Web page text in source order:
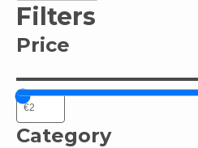
Filters
Price
Category